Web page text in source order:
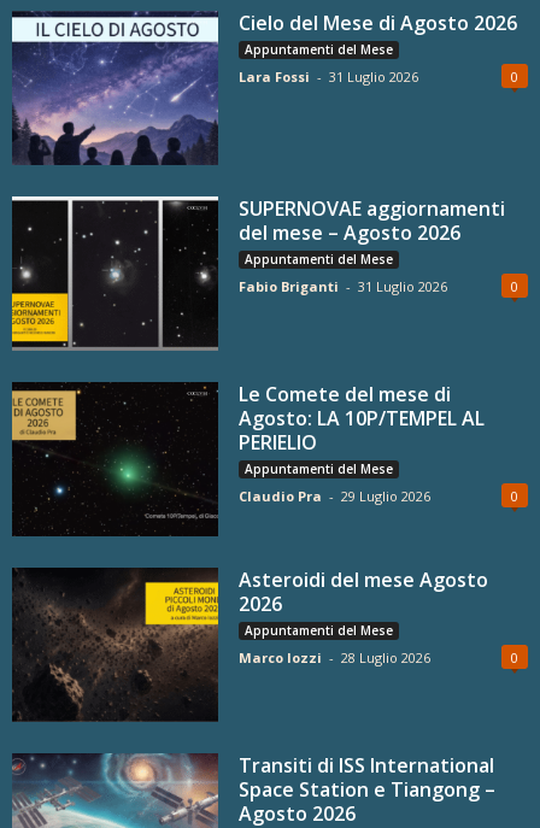
Cielo del Mese di Agosto 2026
Appuntamenti del Mese
Lara Fossi - 31 Luglio 2026 0
SUPERNOVAE aggiornamenti
del mese – Agosto 2026
Appuntamenti del Mese
Fabio Briganti - 31 Luglio 2026 0
Le Comete del mese di
Agosto: LA 10P/TEMPEL AL
PERIELIO
Appuntamenti del Mese
Claudio Pra - 29 Luglio 2026 0
Asteroidi del mese Agosto
2026
Appuntamenti del Mese
Marco Iozzi - 28 Luglio 2026 0
Transiti di ISS International
Space Station e Tiangong –
Agosto 2026